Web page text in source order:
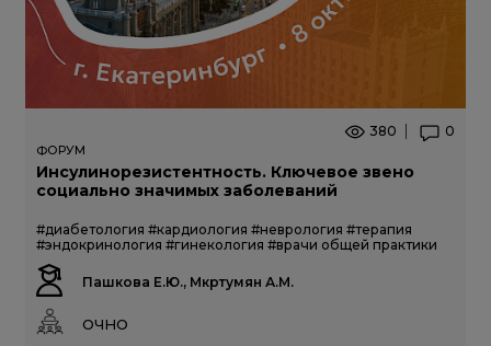
380 0
ФОРУМ
Инсулинорезистентность. Ключевое звено
социально значимых заболеваний
#диабетология #кардиология #неврология #терапия
#эндокринология #гинекология #врачи общей практики
Пашкова Е.Ю., Мкртумян А.М.
ОЧНО